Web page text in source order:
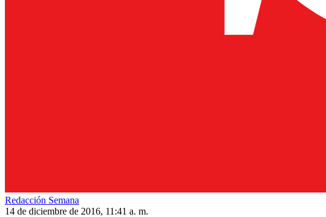
Redacción Semana
14 de diciembre de 2016, 11:41 a. m.